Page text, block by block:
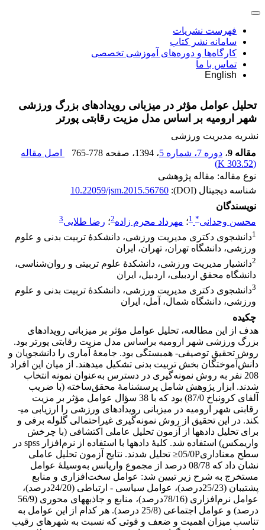
فهرست نشریات
سامانه نشر کتاب
کارگاه‌ها و دوره‌های آموزشی تخصصی
تماس با ما
English
تحلیل عوامل مؤثر در میزبانی رویدادهای بزرگ ورزشی
شهر ارومیه بر اساس مدل مزیت رقابتی پورتر
نشریه مدیریت ورزشی
مقاله 9
، دوره 7، شماره 5 ، 1394 ، صفحه 765-778
اصل مقاله
(
303.52 K
)
نوع مقاله: مقاله پژوهشی
شناسه دیجیتال (DOI):
10.22059/jsm.2015.56760
نویسندگان
محسن وحدانی*
1؛ مهرداد محرم زاده2؛ رضا طلایی3
1دانشجوی دکتری مدیریت ورزشی، دانشکدۀ تربیت بدنی و علوم
ورزشی، دانشگاه تهران، تهران، ایران
2دانشیار مدیریت ورزشی، دانشکدۀ علوم تربیتی و روان‌شناسی،
دانشگاه محقق اردبیلی، اردبیل، ایران
3دانشجوی دکتری مدیریت ورزشی، دانشکدۀ تربیت بدنی و علوم
ورزشی، دانشگاه شمال، آمل، ایران
چکیده
هدف از این مطالعه، تحلیل عوامل مؤثر بر میزبانی رویدادهای
بزرگ ورزشی شهر ارومیه براساس مدل مزیت رقابتی پورتر بود.
روش تحقیق توصیفی- همبستگی بود. جامعۀ آماری را دانشجویان و
دانش‌آموختگان بخش تربیت بدنی تشکیل می­دهند. از میان این افراد
208 نفر به روش نمونه‌گیری در دسترس به‌عنوان نمونه انتخاب
شدند. ابزار پژوهش شامل پرسشنامۀ محقق‌ساخته (با ضریب
آلفای کرونباخ 87/0) بود که با 38 سؤال عوامل مؤثر بر مزیت
رقابتی شهر ارومیه در میزبانی رویدادهای ورزشی را ارزیابی می­
کند. در این تحقیق از روش نمونه‌گیری غیراحتمالی گلوله برفی و
برای تحلیل داده­ها از آزمون­ تحلیل عاملی اکتشافی (با چرخش
واریمکس) استفاده شد. کلیۀ داده­ها با استفاده از نرم‌افزار spss در
سطح معناداری05/0P≤ تحلیل شدند. نتایج آزمون تحلیل عاملی
نشان داد که 08/78 درصد از مجموع واریانس به‌وسیلۀ عوامل
مستخرج به شرح زیر تبیین شد: عوامل سخت‌افزاری و منابع
پشتیبان (25/23درصد)، عوامل سیاسی - ارتباطی (24/20درصد)،
عوامل نرم‌افزاری (78/16درصد)، منابع و جاذبه­های محوری (56/9
درصد) و عوامل اجتماعی (25/8 درصد). هر کدام از این عوامل به
تناسب میزان اهمیت و ضعف و قوتی که نسبت به شهرهای رقیب